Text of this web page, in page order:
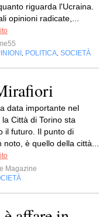
riguarda l'Ucraina.
opinioni radicate,...
POLITICA SOCIETÀ
data importante nel
Città di Torino sta
il futuro. Il punto di
è quello della città...
Magazine